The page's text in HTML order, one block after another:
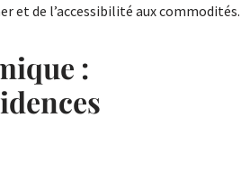
et de l’accessibilité aux commodités.
: